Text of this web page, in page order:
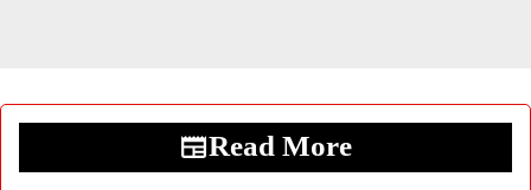
Read More